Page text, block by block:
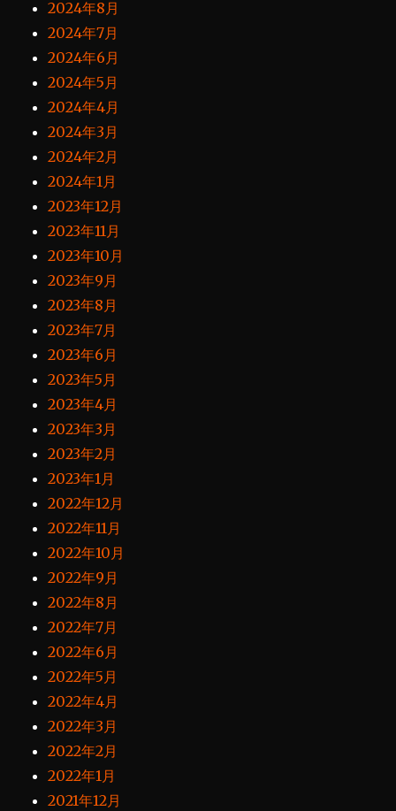
2024年8月
2024年7月
2024年6月
2024年5月
2024年4月
2024年3月
2024年2月
2024年1月
2023年12月
2023年11月
2023年10月
2023年9月
2023年8月
2023年7月
2023年6月
2023年5月
2023年4月
2023年3月
2023年2月
2023年1月
2022年12月
2022年11月
2022年10月
2022年9月
2022年8月
2022年7月
2022年6月
2022年5月
2022年4月
2022年3月
2022年2月
2022年1月
2021年12月